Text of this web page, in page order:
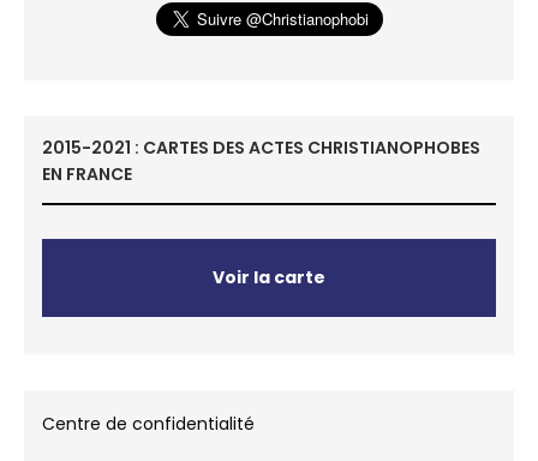
2015-2021 : CARTES DES ACTES CHRISTIANOPHOBES
EN FRANCE
Voir la carte
Centre de confidentialité